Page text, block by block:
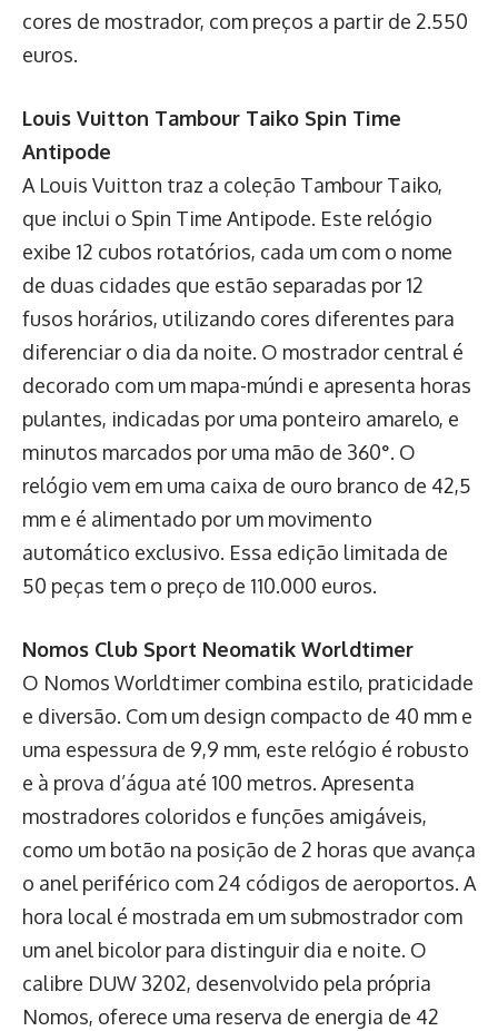
cores de mostrador, com preços a partir de 2.550
euros.
Louis Vuitton Tambour Taiko Spin Time
Antipode
A Louis Vuitton traz a coleção Tambour Taiko,
que inclui o Spin Time Antipode. Este relógio
exibe 12 cubos rotatórios, cada um com o nome
de duas cidades que estão separadas por 12
fusos horários, utilizando cores diferentes para
diferenciar o dia da noite. O mostrador central é
decorado com um mapa-múndi e apresenta horas
pulantes, indicadas por uma ponteiro amarelo, e
minutos marcados por uma mão de 360°. O
relógio vem em uma caixa de ouro branco de 42,5
mm e é alimentado por um movimento
automático exclusivo. Essa edição limitada de
50 peças tem o preço de 110.000 euros.
Nomos Club Sport Neomatik Worldtimer
O Nomos Worldtimer combina estilo, praticidade
e diversão. Com um design compacto de 40 mm e
uma espessura de 9,9 mm, este relógio é robusto
e à prova d’água até 100 metros. Apresenta
mostradores coloridos e funções amigáveis,
como um botão na posição de 2 horas que avança
o anel periférico com 24 códigos de aeroportos. A
hora local é mostrada em um submostrador com
um anel bicolor para distinguir dia e noite. O
calibre DUW 3202, desenvolvido pela própria
Nomos, oferece uma reserva de energia de 42